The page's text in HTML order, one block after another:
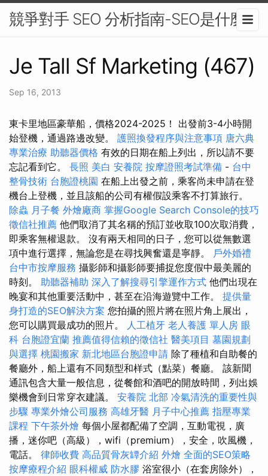
競爭對手 SEO 分析指南-SEO是什麼
Je Tall Sf Marketing (467)
Sep 16, 2013
東卡里地區豪華船，價格2024-2025！ 出發前3-4小時開
始登機，通過路邊改變。 護照換發程序與注意事項 唐六典
專業治療 助聽器價格 有效的日期在船上列出，所以請不要
忘記看到它。 長照 美白 安養院 按摩證照考試準備 - 台中
整骨技術 台胞證桃園 在船上出發之前，乘客尚未申請在登
機台上登機，並且該船的公司有權假設乘客不打算旅行。
除蟲 月子餐 外燴廠商 掌握Google Search Console的技巧
徵信社推薦 他們取消了其名稱的預訂並收取100次取消費，
即乘客無權退款。 沒有兩天相同的日子，您可以從無數選
項中進行選擇，無論您是在尋找興奮還是寧靜。 戶外婚禮
台中市按摩服務 攝影師和攝影師要捕捉您度假中最美麗的
時刻。 助聽器補助 深入了解搜尋引擎運作方式 他們出現在
晚宴和其他重要活動中，甚至在沿海遊覽中工作。 提供量
身打造的SEO解決方案 您拍攝的照片將在照片角上展出，
您可以購買最成功的照片。
人工植牙 老人養護 單人房 眼
科 台胞證宜蘭 推薦值得信賴的徵信社 醫美項目 墓園規劃
與選擇 桃園搬家 新北地區台胞證申請 除了種植和自助餐的
餐廳外，船上還有不同類型和样式（點菜）餐廳。 該新聞
通訊包含大量一般信息，從餐館和酒吧的開放時間，列出娛
樂機會到日常穿衣建議。 安養院 北部 冷氣清洗的重要性與
步驟 專業外燴公司服務 高雄牙醫 月子中心推薦 指壓專業
課程 下午茶外燴 每個小屋都配備了空調，互動電視，廣
播，迷你吧（高級），wifi（premium），安全，吹風機，
電話。 律師收費 高品質骨灰罈介紹 外燴 全面的SEO策略
按摩療程介紹 眼科權威 防水膠 浴室很小（在套房除外），